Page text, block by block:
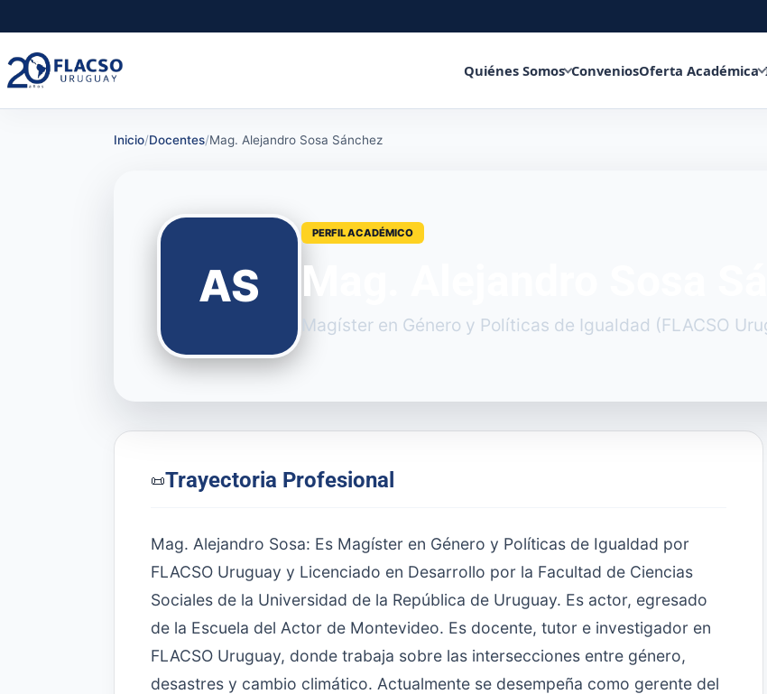
al
contenido
principal
al
contenido
Quiénes Somos ConveniosOferta Académica
Inicio/Docentes/Mag. Alejandro Sosa Sánchez
AS
PERFIL ACADÉMICO
Mag. Alejandro Sosa
Magíster en Género y Políticas de Igualdad (FLACSO
📜Trayectoria Profesional
Mag. Alejandro Sosa: Es Magíster en Género y Políticas de Igualdad por
FLACSO Uruguay y Licenciado en Desarrollo por la Facultad de Ciencias
Sociales de la Universidad de la República de Uruguay. Es actor, egresado
de la Escuela del Actor de Montevideo. Es docente, tutor e investigador en
FLACSO Uruguay, donde trabaja sobre las intersecciones entre género,
desastres y cambio climático. Actualmente se desempeña como gerente del